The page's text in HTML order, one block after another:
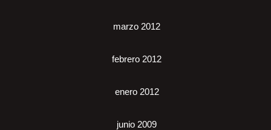
marzo 2012
febrero 2012
enero 2012
junio 2009